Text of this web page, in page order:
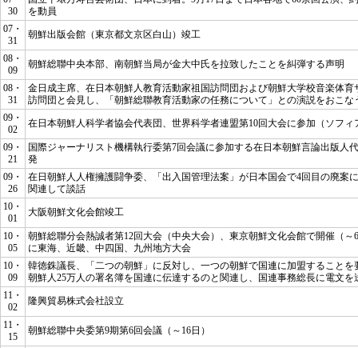
30
を動員
07・
31
朝鮮出版会館（東京都文京区白山）竣工
08・
09
朝鮮総聯中央本部、南朝鮮当局が金大中氏を拉致したことを糾弾する声明
08・
31
金日成主席、在日本朝鮮人教育活動家祖国訪問団および朝鮮大学校音楽体育
訪問団と会見し、
「朝鮮総聯教育活動家の任務について」
との演説をおこな
09・
02
在日本朝鮮人科学者協会代表団、世界科学者連盟第10回大会に参加（ソフィ
09・
21
国際ジャーナリスト機構執行委第7回会議に参加する在日本朝鮮言論出版人
発
09・
26
在日朝鮮人人権擁護闘争委、「出入国管理法案」が日本国会で4回目の廃案
関連して談話
10・
01
大阪朝鮮文化会館竣工
10・
05
朝鮮総聯分会熱誠者第12回大会（中央大会）、東京朝鮮文化会館で開催（～
に東海、近畿、中四国、九州地方大会
10・
09
韓徳銖議長、「二つの朝鮮」に反対し、一つの朝鮮で国連に加盟することを
朝鮮人25万人の署名簿を国連に伝達するのと関連し、国連事務総長に電文を
11・
02
隆興貿易株式会社設立
11・
15
朝鮮総聯中央委第9期第6回会議（～16日）